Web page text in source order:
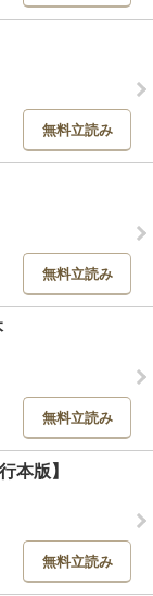
無料立読み
無料立読み
無料立読み
本版】
無料立読み